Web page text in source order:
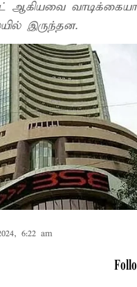
ஆகியவை
இருந்தன.
6:22 am